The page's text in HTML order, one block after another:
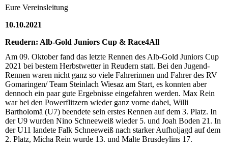
Eure Vereinsleitung
10.10.2021
Reudern: Alb-Gold Juniors Cup & Race4All
Am 09. Oktober fand das letzte Rennen des Alb-Gold Juniors Cup
2021 bei bestem Herbstwetter in Reudern statt. Bei den Jugend-
Rennen waren nicht ganz so viele Fahrerinnen und Fahrer des RV
Gomaringen/ Team Steinlach Wiesaz am Start, es konnten aber
dennoch ein paar gute Ergebnisse eingefahren werden. Max Rein
war bei den Powerflitzern wieder ganz vorne dabei, Willi
Bartholomä (U7) beendete sein erstes Rennen auf dem 3. Platz. In
der U9 wurden Nino Schneeweiß wieder 5. und Joah Boden 21. In
der U11 landete Falk Schneeweiß nach starker Aufholjagd auf dem
2. Platz, Micha Rein wurde 13. und Malte Brusdeylins 17.